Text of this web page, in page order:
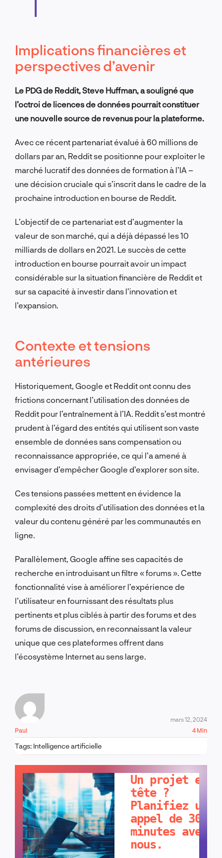
Implications financières et
perspectives d’avenir
Le PDG de Reddit, Steve Huffman, a souligné que
l’octroi de licences de données pourrait constituer
une nouvelle source de revenus pour la plateforme.
Avec ce récent partenariat évalué à 60 millions de
dollars par an, Reddit se positionne pour exploiter le
marché lucratif des données de formation à l’IA –
une décision cruciale qui s’inscrit dans le cadre de la
prochaine introduction en bourse de Reddit.
L’objectif de ce partenariat est d’augmenter la
valeur de son marché, qui a déjà dépassé les 10
milliards de dollars en 2021. Le succès de cette
introduction en bourse pourrait avoir un impact
considérable sur la situation financière de Reddit et
sur sa capacité à investir dans l’innovation et
l’expansion.
Contexte et tensions
antérieures
Historiquement, Google et Reddit ont connu des
frictions concernant l’utilisation des données de
Reddit pour l’entraînement à l’IA. Reddit s’est montré
prudent à l’égard des entités qui utilisent son vaste
ensemble de données sans compensation ou
reconnaissance appropriée, ce qui l’a amené à
envisager d’empêcher Google d’explorer son site.
Ces tensions passées mettent en évidence la
complexité des droits d’utilisation des données et la
valeur du contenu généré par les communautés en
ligne.
Parallèlement, Google affine ses capacités de
recherche en introduisant un filtre « forums ». Cette
fonctionnalité vise à améliorer l’expérience de
l’utilisateur en fournissant des résultats plus
pertinents et plus ciblés à partir des forums et des
forums de discussion, en reconnaissant la valeur
unique que ces plateformes offrent dans
l’écosystème Internet au sens large.
Paul
mars 12, 2024
4 Min
Tags: Intelligence artificielle
Un projet en
tête ?
Planifiez un
appel de 30
minutes avec
nous.